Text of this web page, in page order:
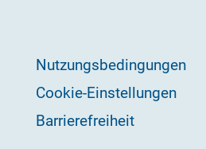
Nutzungsbedingungen
Cookie-Einstellungen
Barrierefreiheit